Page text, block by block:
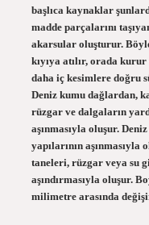
başlıca kaynaklar
madde parçalarını
akarsular oluşturur.
kıyıya atılır, orada
daha iç kesimlere doğru
Deniz kumu dağlardan,
rüzgar ve dalgaların
aşınmasıyla oluşur.
yapılarının
taneleri, rüzgar veya su
aşındırmasıyla oluşur.
milimetre arasında